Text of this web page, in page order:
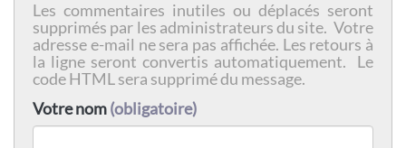
Les commentaires inutiles ou déplacés seront
supprimés par les administrateurs du site. Votre
adresse e-mail ne sera pas affichée. Les retours à
la ligne seront convertis automatiquement. Le
code HTML sera supprimé du message.
Votre nom(obligatoire)